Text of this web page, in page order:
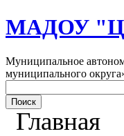
МАДОУ
Муниципальное
муниципального
Главная